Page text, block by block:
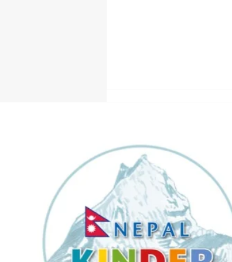
Nepal Reisebericht 2025